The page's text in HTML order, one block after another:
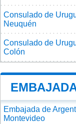
Consulado de
Neuquén
Consulado de
Colón
Embajada de
Montevideo